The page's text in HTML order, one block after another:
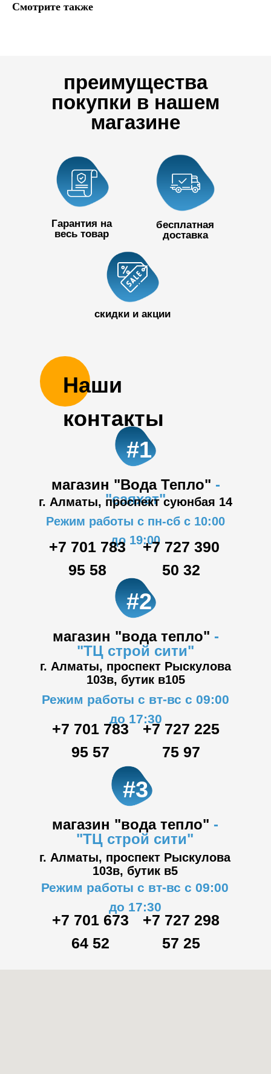
Смотрите также
преимущества
покупки в нашем
магазине
Гарантия на
весь товар
бесплатная
доставка
скидки и акции
Наши
контакты
магазин "Вода Тепло" -
"саяхат"
#1
г. Алматы, проспект суюнбая 14
магазин "вода тепло" -
"ТЦ строй сити"
г. Алматы, проспект Рыскулова
103в, бутик в105
Режим работы с пн-сб с 10:00
до 19:00
Режим работы с вт-вс с 09:00
до 17:30
магазин "вода тепло" -
"ТЦ строй сити"
#3
г. Алматы, проспект Рыскулова
103в, бутик в5
Режим работы с вт-вс с 09:00
до 17:30
+7 701 783
95 58
+7 727 390
50 32
+7 701 783
95 57
+7 727 225
75 97
+7 701 673
64 52
+7 727 298
57 25
#2
+7 727 390
50 32